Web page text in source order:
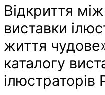
Відкриття
виставки
життя
каталогу
ілюстраторів